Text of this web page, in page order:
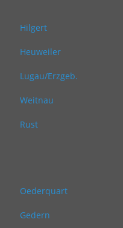
Hilgert
Heuweiler
Lugau/Erzgeb.
Weitnau
Rust
Oederquart
Gedern